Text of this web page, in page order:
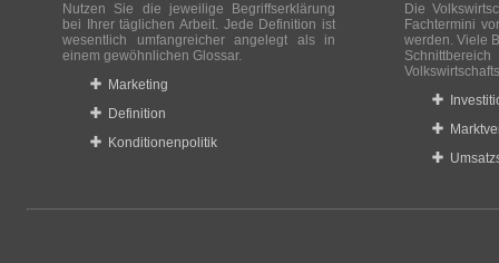
Nutzen Sie die jeweilige Begriffserklärung
bei Ihrer täglichen Arbeit. Jede Definition ist
wesentlich umfangreicher angelegt als in
einem gewöhnlichen Glossar.
Marketing
Definition
Konditionenpolitik
Die
Fachtermini
werden. Viele